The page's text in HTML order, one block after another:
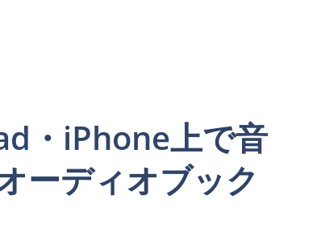
・iPhone上で音
ーディオブック